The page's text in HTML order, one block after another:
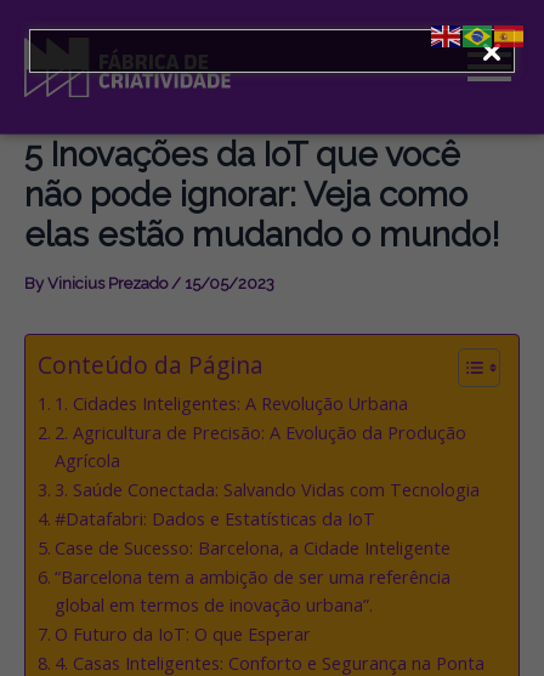
content
5 Inovações da IoT que você
não pode ignorar: Veja como
elas estão mudando o mundo!
By Vinicius Prezado/ 15/05/2023
Conteúdo da Página
1. Cidades Inteligentes: A Revolução Urbana
2. Agricultura de Precisão: A Evolução da Produção
Agrícola
3. Saúde Conectada: Salvando Vidas com Tecnologia
#Datafabri: Dados e Estatísticas da IoT
Case de Sucesso: Barcelona, a Cidade Inteligente
“Barcelona tem a ambição de ser uma referência
global em termos de inovação urbana”.
O Futuro da IoT: O que Esperar
4. Casas Inteligentes: Conforto e Segurança na Ponta